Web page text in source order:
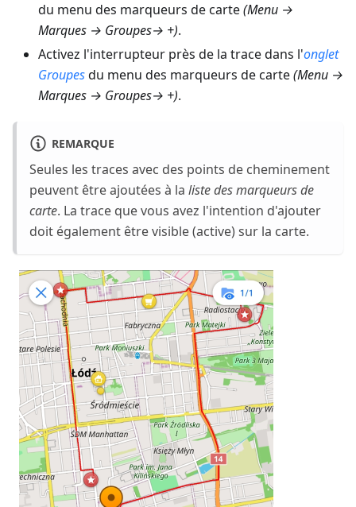
du menu des marqueurs de carte(Menu →
Marques → Groupes→ +).
Activez l'interrupteur près de la trace dans l'onglet
Groupesdu menu des marqueurs de carte(Menu →
Marques → Groupes→ +).
REMARQUE
Seules les traces avec des points de cheminement
peuvent être ajoutées à la liste des marqueurs de
carte. La trace que vous avez l'intention d'ajouter
doit également être visible (active) sur la carte.